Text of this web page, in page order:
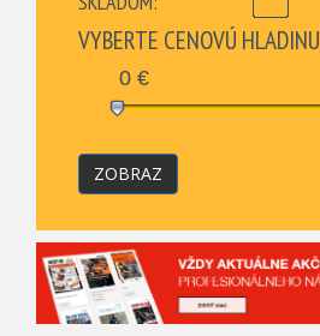
VYBERTE CENOVÚ HLADINU
0€
ZOBRAZ